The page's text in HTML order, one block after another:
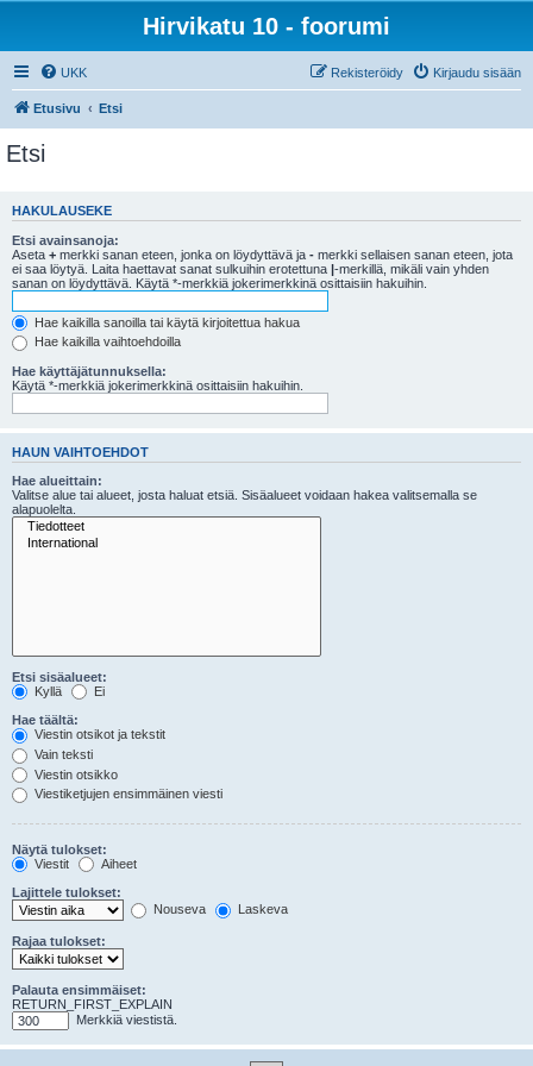
Hirvikatu 10 - foorumi
UKK Kirjaudu sisään
Rekisteröidy
Etusivu Etsi
Etsi
HAKULAUSEKE
Etsi avainsanoja:
Aseta + merkki sanan eteen, jonka on löydyttävä ja - merkki sellaisen sanan eteen, jota
ei saa löytyä. Laita haettavat sanat sulkuihin erotettuna |-merkillä, mikäli vain yhden
sanan on löydyttävä. Käytä *-merkkiä jokerimerkkinä osittaisiin hakuihin.
Hae kaikilla sanoilla tai käytä kirjoitettua hakua
Hae kaikilla vaihtoehdoilla
Hae käyttäjätunnuksella:
Käytä *-merkkiä jokerimerkkinä osittaisiin hakuihin.
HAUN VAIHTOEHDOT
Hae alueittain:
Valitse alue tai alueet, josta haluat etsiä. Sisäalueet voidaan hakea valitsemalla se
alapuolelta.
Etsi sisäalueet:
Kyllä
Ei
Hae täältä:
Viestin otsikot ja tekstit
Vain teksti
Viestin otsikko
Viestiketjujen ensimmäinen viesti
Näytä tulokset:
Viestit
Aiheet
Lajittele tulokset:
Nouseva
Laskeva
Rajaa tulokset:
Palauta ensimmäiset:
RETURN_FIRST_EXPLAIN
Merkkiä viestistä.